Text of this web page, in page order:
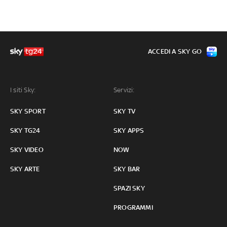
I siti Sky:
SKY SPORT
SKY TG24
SKY VIDEO
SKY ARTE
Servizi:
SKY TV
SKY APPS
NOW
SKY BAR
SPAZI SKY
PROGRAMMI
ACCEDI A SKY GO